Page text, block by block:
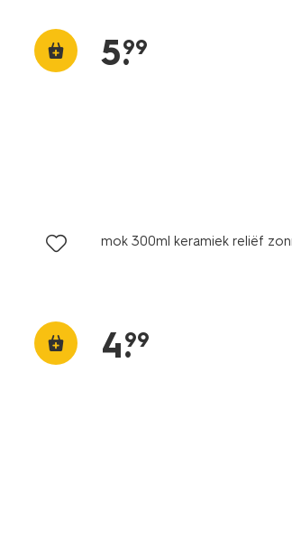
5.
99
mok 300ml keramiek reliëf
4.
99